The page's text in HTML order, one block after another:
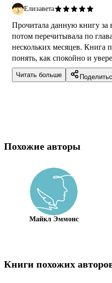
Елизавета
Прочитала данную книгу за
потом перечитывала по
нескольких месяцев. Книга
понять, как спокойно и
«нет», не обижая других.
...
Читать больше
Похожие авторы
Майкл Эммонс
Книги похожих